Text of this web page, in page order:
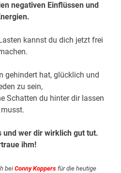
negativen Einflüssen und
kannst du dich jetzt frei
gehindert hat, glücklich und
zu sein,
Schatten du hinter dir lassen
musst.
und wer dir wirklich gut tut.
ihm!
bei Conny Koppers für die heutige